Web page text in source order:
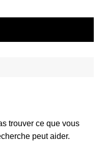
trouver ce que vous
peut aider.